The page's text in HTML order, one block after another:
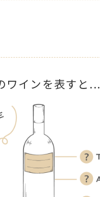
ワインを表すと...